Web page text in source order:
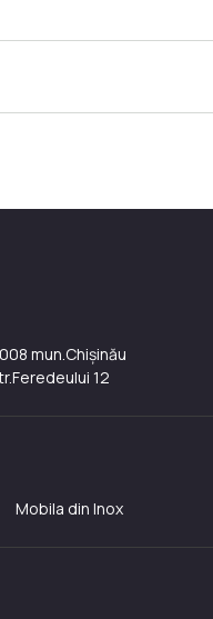
mun.Chișinău
12
Mobila din Inox